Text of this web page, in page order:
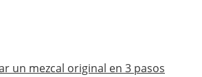
un mezcal original en 3 pasos